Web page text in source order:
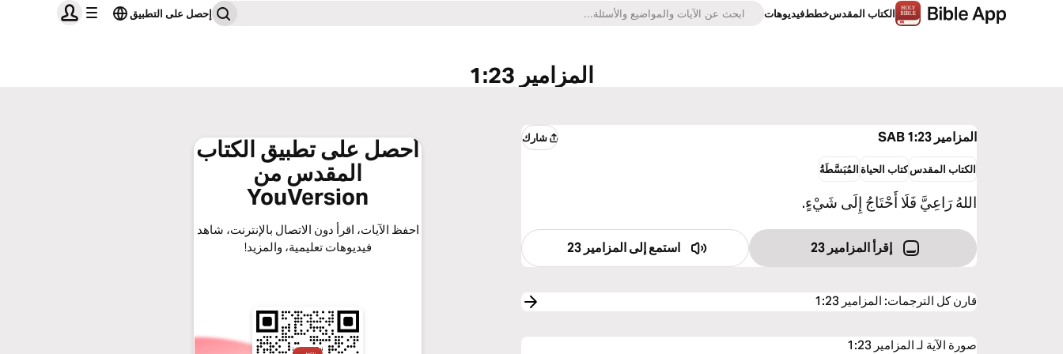
الكتاب المقدسخططفيديوهات إحصل على التطبيق
المزامير 1:23
المزامير 1:23 SAB شارك
الكتاب المقدس كتاب الحياةالمُبَسَّطَةُ
اللهُ رَاعِيَّ فَلَا أَحْتَاجُ إِلَى شَيْءٍ.
إقرأ المزامير 23 استمع إلىالمزامير 23
قارن كل الترجمات: المزامير 1:23
صورة الآية لـ المزامير 1:23
أحصل على تطبيق الكتاب
المقدس من
YouVersion
احفظ الآيات، اقرأ دون الاتصال بالإنترنت، شاهد
فيديوهات تعليمية، والمزيد!